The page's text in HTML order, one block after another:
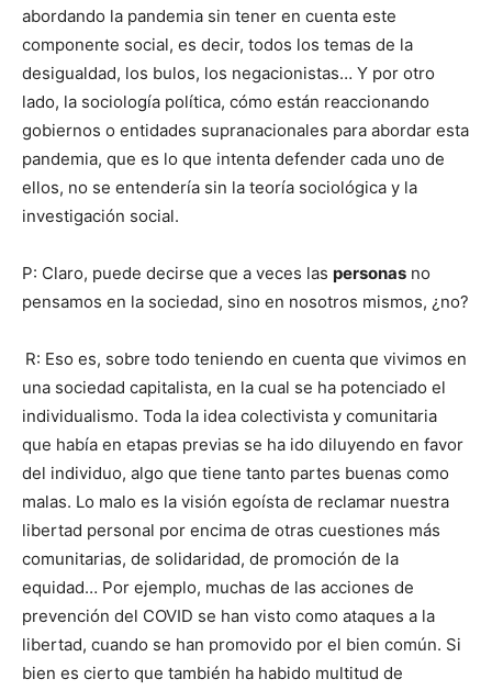
abordando la pandemia sin tener en cuenta este
componente social, es decir, todos los temas de la
desigualdad, los bulos, los negacionistas… Y por otro
lado, la sociología política, cómo están reaccionando
gobiernos o entidades supranacionales para abordar esta
pandemia, que es lo que intenta defender cada uno de
ellos, no se entendería sin la teoría sociológica y la
investigación social.
P: Claro, puede decirse que a veces las personas no
pensamos en la sociedad, sino en nosotros mismos, ¿no?
R: Eso es, sobre todo teniendo en cuenta que vivimos en
una sociedad capitalista, en la cual se ha potenciado el
individualismo. Toda la idea colectivista y comunitaria
que había en etapas previas se ha ido diluyendo en favor
del individuo, algo que tiene tanto partes buenas como
malas. Lo malo es la visión egoísta de reclamar nuestra
libertad personal por encima de otras cuestiones más
comunitarias, de solidaridad, de promoción de la
equidad… Por ejemplo, muchas de las acciones de
prevención del COVID se han visto como ataques a la
libertad, cuando se han promovido por el bien común. Si
bien es cierto que también ha habido multitud de